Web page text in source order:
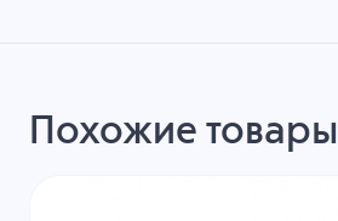
Похожие товары